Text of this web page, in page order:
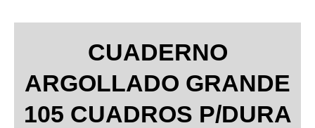
CUADERNO
ARGOLLADO GRANDE
105 CUADROS P/DURA